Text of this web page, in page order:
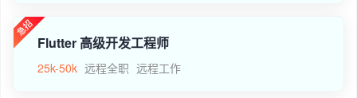
Flutter 高级开发工程师
25k-50k 远程全职 远程工作